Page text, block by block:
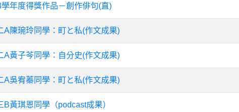
學年度得獎作品－創作俳句(直)
A陳琬玲同學：町と私(作文成果)
A黃子芩同學：自分史(作文成果)
A吳宥蓁同學：町と私(作文成果)
B黃琪恩同學（podcast成果）